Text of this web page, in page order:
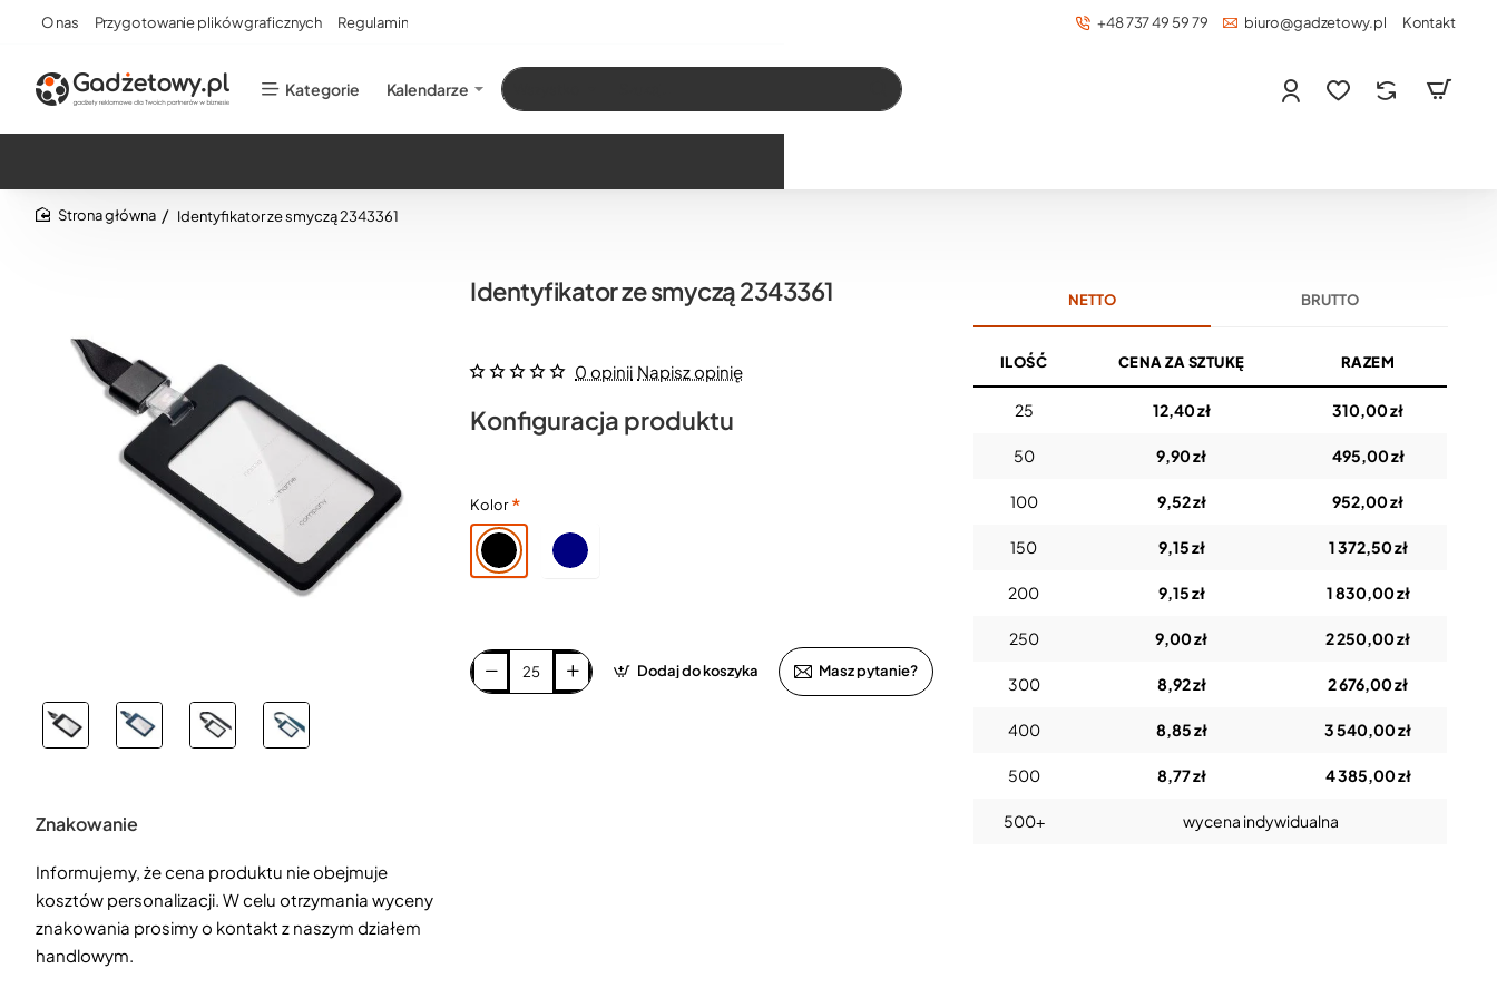
O nas Przygotowanie plików graficznych Regulamin +48 737 49 59 79 biuro@gadzetowy.pl Kontakt
Kategorie Kalendarze Szukaj…
Identyfikator ze smyczą 2343361
Znakowanie
Informujemy, że cena produktu nie obejmuje
kosztów personalizacji. W celu otrzymania wyceny
znakowania prosimy o kontakt z naszym działem
handlowym.
Identyfikator ze smyczą 2343361
0 opinii Napisz opinię
Konfiguracja produktu
Kolor
Dodaj do koszyka Masz pytanie?
NETTO BRUTTO
ILOŚĆ CENA ZA SZTUKĘ RAZEM
25 12,40 zł 310,00 zł
50 9,90 zł 495,00 zł
100 9,52 zł 952,00 zł
150 9,15 zł 1 372,50 zł
200 9,15 zł 1 830,00 zł
250 9,00 zł 2 250,00 zł
300 8,92 zł 2 676,00 zł
400 8,85 zł 3 540,00 zł
500 8,77 zł 4 385,00 zł
500+ wycena indywidualna